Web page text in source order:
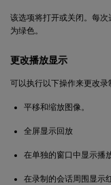
该选项将打开或关闭。每
为绿色。
更改播放显示
可以执行以下操作来更改录
平移和缩放图像。
全屏显示回放
在单独的窗口中显示播
在录制的会话周围显示